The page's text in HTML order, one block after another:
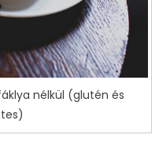
nélkül (glutén és